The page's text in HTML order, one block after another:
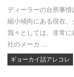
ディーラーの台所事
縮小傾向にある現在
我々としては、非常
社のメーカ ...
ギョーカイ話アレコレ